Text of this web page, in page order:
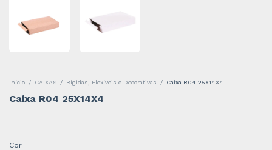
Início / CAIXAS / Rígidas, Flexíveis e Decorativas / Caixa R04 25X14X4
Caixa R04 25X14X4
Cor